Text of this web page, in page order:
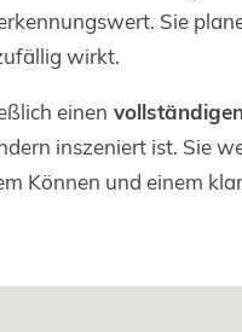
Sie
wirkt.
einen
inszeniert ist. Sie
Können und einem